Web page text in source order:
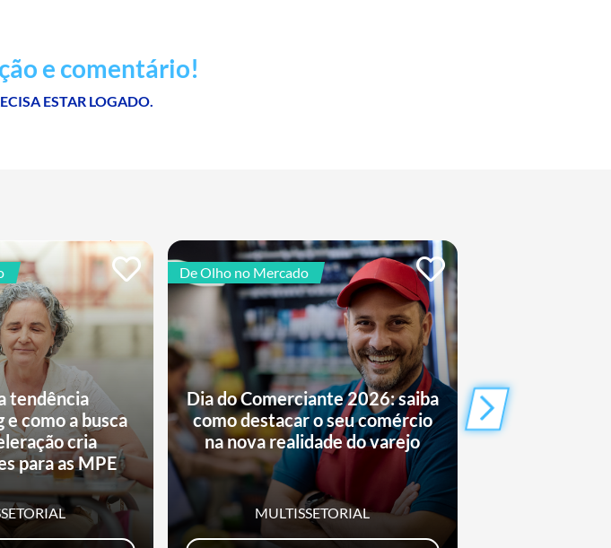
e comentário!
ESTAR LOGADO.
tendência
e como a busca
cria
para as MPE
De Olho no Mercado
Dia do Comerciante 2026: saiba
como destacar o seu comércio
na nova realidade do varejo
MULTISSETORIAL